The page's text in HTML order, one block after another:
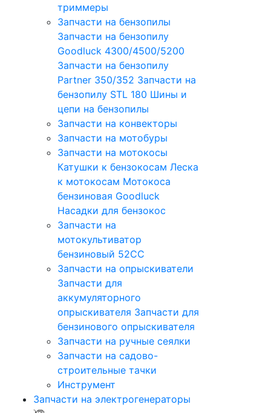
триммеры
Запчасти на бензопилы
Запчасти на бензопилу
Goodluck 4300/4500/5200
Запчасти на бензопилу
Partner 350/352 Запчасти на
бензопилу STL 180 Шины и
цепи на бензопилы
Запчасти на конвекторы
Запчасти на мотобуры
Запчасти на мотокосы
Катушки к бензокосам Леска
к мотокосам Мотокоса
бензиновая Goodluck
Насадки для бензокос
Запчасти на
мотокультиватор
бензиновый 52СС
Запчасти на опрыскиватели
Запчасти для
аккумуляторного
опрыскивателя Запчасти для
бензинового опрыскивателя
Запчасти на ручные сеялки
Запчасти на садово-
строительные тачки
Инструмент
Запчасти на электрогенераторы